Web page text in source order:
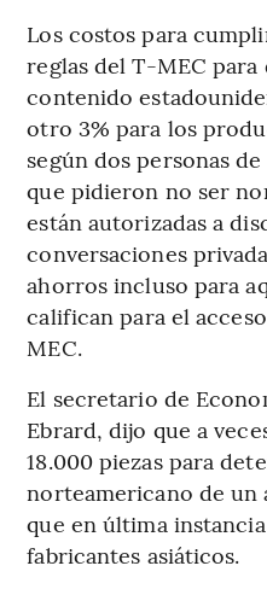
Los costos para
reglas del T-MEC
contenido
otro 3% para los
según dos personas
que pidieron no ser
están autorizadas a
conversaciones
ahorros incluso para
califican para el
MEC.
El secretario de
Ebrard, dijo que a
18.000 piezas para
norteamericano de
que en última
fabricantes asiáticos.